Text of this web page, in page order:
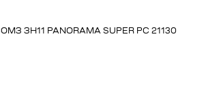
ЗН11 PANORAMA SUPER PC 21130